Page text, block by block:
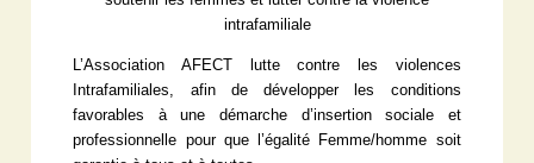
intrafamiliale
L’Association AFECT lutte contre les violences
Intrafamiliales, afin de développer les conditions
favorables à une démarche d’insertion sociale et
professionnelle pour que l’égalité Femme/homme soit